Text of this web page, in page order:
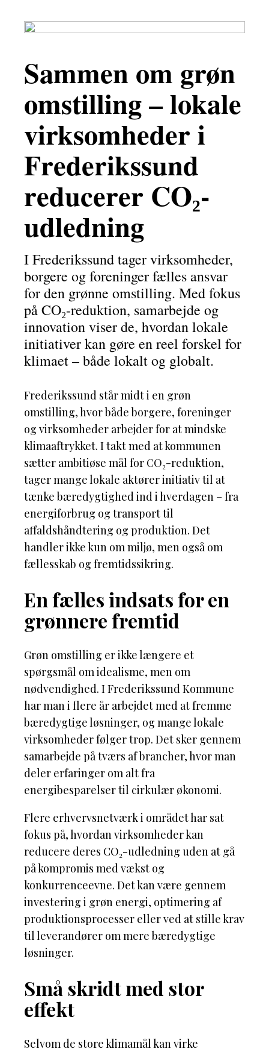
Sammen om grøn
omstilling – lokale
virksomheder i
Frederikssund
reducerer CO₂-
udledning
I Frederikssund tager virksomheder,
borgere og foreninger fælles ansvar
for den grønne omstilling. Med fokus
på CO₂-reduktion, samarbejde og
innovation viser de, hvordan lokale
initiativer kan gøre en reel forskel for
klimaet – både lokalt og globalt.
Frederikssund står midt i en grøn
omstilling, hvor både borgere, foreninger
og virksomheder arbejder for at mindske
klimaaftrykket. I takt med at kommunen
sætter ambitiøse mål for CO₂-reduktion,
tager mange lokale aktører initiativ til at
tænke bæredygtighed ind i hverdagen – fra
energiforbrug og transport til
affaldshåndtering og produktion. Det
handler ikke kun om miljø, men også om
fællesskab og fremtidssikring.
En fælles indsats for en
grønnere fremtid
Grøn omstilling er ikke længere et
spørgsmål om idealisme, men om
nødvendighed. I Frederikssund Kommune
har man i flere år arbejdet med at fremme
bæredygtige løsninger, og mange lokale
virksomheder følger trop. Det sker gennem
samarbejde på tværs af brancher, hvor man
deler erfaringer om alt fra
energibesparelser til cirkulær økonomi.
Flere erhvervsnetværk i området har sat
fokus på, hvordan virksomheder kan
reducere deres CO₂-udledning uden at gå
på kompromis med vækst og
konkurrenceevne. Det kan være gennem
investering i grøn energi, optimering af
produktionsprocesser eller ved at stille krav
til leverandører om mere bæredygtige
løsninger.
Små skridt med stor
effekt
Selvom de store klimamål kan virke